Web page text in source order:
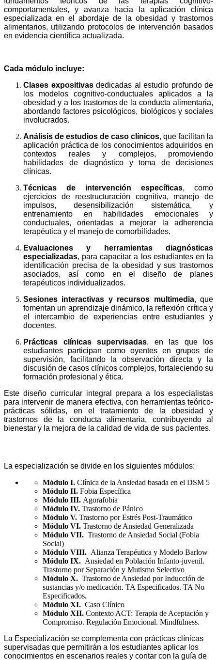
comportamentales, y avanza hacia la aplicación clínica
especializada en el abordaje de la obesidad y trastornos
alimentarios, utilizando protocolos de intervención basados
en evidencia científica actualizada.
Cada módulo incluye:
Clases expositivasdedicadas al estudio profundo de
los modelos cognitivo-conductuales aplicados a la
obesidad y a los trastornos de la conducta alimentaria,
abordando factores psicológicos, biológicos y sociales
involucrados.
Análisis de estudios de caso clínicos, que facilitan la
aplicación práctica de los conocimientos adquiridos en
contextos reales y complejos, promoviendo
habilidades de diagnóstico y toma de decisiones
clínicas.
Técnicas de intervención específicas, como
ejercicios de reestructuración cognitiva, manejo de
impulsos, desensibilización sistemática, y
entrenamiento en habilidades emocionales y
conductuales, orientadas a mejorar la adherencia
terapéutica y el manejo de comorbilidades.
Evaluaciones y herramientas diagnósticas
especializadas, para capacitar a los estudiantes en la
identificación precisa de la obesidad y sus trastornos
asociados, así como en el diseño de planes
terapéuticos individualizados.
Sesiones interactivas y recursos multimedia, que
fomentan un aprendizaje dinámico, la reflexión crítica y
el intercambio de experiencias entre estudiantes y
docentes.
Prácticas clínicas supervisadas, en las que los
estudiantes participan como oyentes en grupos de
supervisión, facilitando la observación directa y la
discusión de casos clínicos complejos, fortaleciendo su
formación profesional y ética.
Este diseño curricular integral prepara a los especialistas
para intervenir de manera efectiva, con herramientas teórico-
prácticas sólidas, en el tratamiento de la obesidad y
trastornos de la conducta alimentaria, contribuyendo al
bienestar y la mejora de la calidad de vida de sus pacientes.
La especialización se divide en los siguientes módulos:
Módulo I. Clínica de la Ansiedad basada en el DSM 5
Módulo II. Fobia Específica
Módulo III. Agorafobia
Módulo IV. Trastorno de Pánico
Módulo V. Trastorno por Estrés Post-Traumático
Módulo VI. Trastorno de Ansiedad Generalizada
Módulo VII. Trastorno de Ansiedad Social (Fobia
Social)
Módulo VIII. Alianza Terapéutica y Modelo Barlow
Módulo IX. Ansiedad en Población Infanto-juvenil.
Trastorno por Separación y Mutismo Selectivo
Módulo X. Trastorno de Ansiedad por Inducción de
sustancias y/o medicación. TA Especificados. TA No
Especificados.
Módulo XI. Caso Clínico
Módulo XII. Contexto ACT: Terapia de Aceptación y
Compromiso. Regulación Emocional. Mindfulness.
La Especialización se complementa con prácticas clínicas
supervisadas que permitirán a los estudiantes aplicar los
conocimientos en escenarios reales y contar con la guía de